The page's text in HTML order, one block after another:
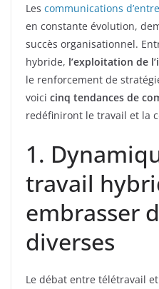
Les communications
en constante évolution,
succès organisationnel.
hybride, l’exploitation de
le renforcement de
voici cinq tendances de
redéfiniront le travail et la
1.
travail
embrasser
diverses
Le débat entre télétravail